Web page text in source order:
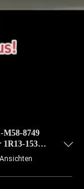
M58-8749
1R13-153